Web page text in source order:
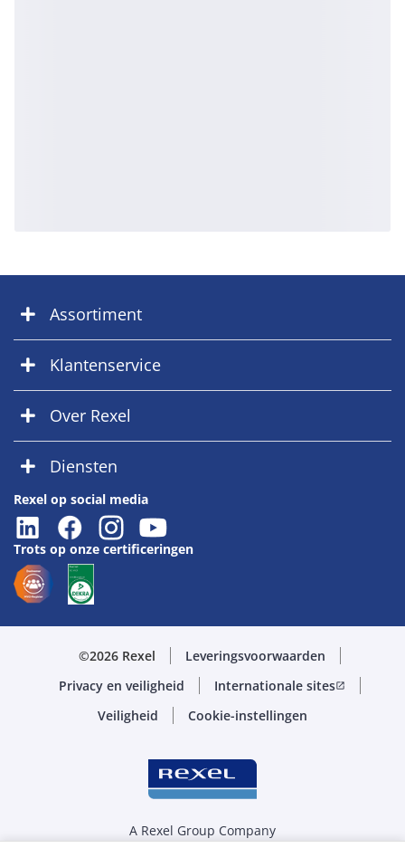
Assortiment
Klantenservice
Over Rexel
Diensten
Rexel op social media
Trots op onze certificeringen
©2026 Rexel
Leveringsvoorwaarden
Privacy en veiligheid
Internationale sitesopen_in_new
Veiligheid Cookie-instellingen
A Rexel Group Company